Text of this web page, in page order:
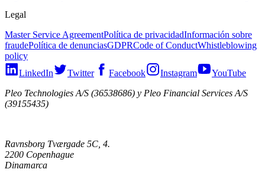
Legal
Master Service AgreementPolítica de privacidadInformación sobre
fraudePolítica de denunciasGDPRCode of ConductWhistleblowing
policy
LinkedIn
Twitter Facebook Instagram
YouTube
Pleo Technologies A/S (36538686) y Pleo Financial Services A/S
(39155435)
Ravnsborg Tværgade 5C, 4.
2200 Copenhague
Dinamarca